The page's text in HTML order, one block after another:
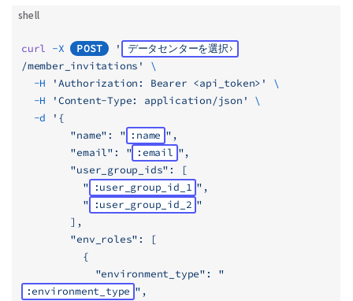
shell
curl -X POST '
データセンターを選択
/member_invitations'
\
  -H
'Authorization: Bearer <api_token>'
\
  -H
'Content-Type: application/json'
\
  -d
'{
        "name": "
:name ",
        "email": "
:email ",
        "user_group_ids": [
          "
:user_group_id_1 ",
          "
:user_group_id_2 "
        ],
        "env_roles": [
          {
            "environment_type": "
:environment_type ",